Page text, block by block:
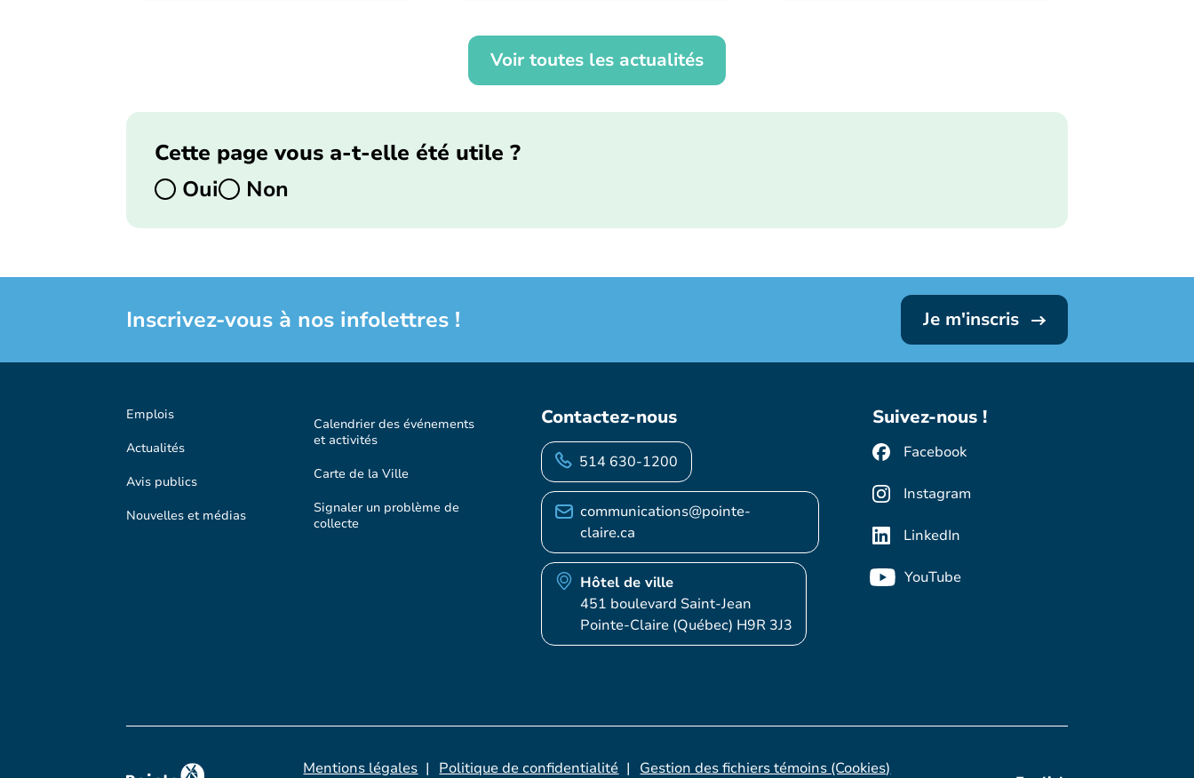
Voir toutes les actualités
Cette page vous a-t-elle été utile ?
Oui
Non
Inscrivez-vous à nos infolettres ! Je m'inscris
Emplois
Actualités
Avis publics
Nouvelles et médias
Calendrier des événements
et activités
Carte de la Ville
Signaler un problème de
collecte
Contactez-nous
514 630-1200
communications@pointe-
claire.ca
Hôtel de ville
451 boulevard Saint-Jean
Pointe-Claire (Québec) H9R 3J3
Suivez-nous !
Facebook
Instagram
LinkedIn
YouTube
Mentions légales Politique de confidentialité Gestion des fichiers témoins (Cookies)